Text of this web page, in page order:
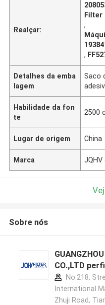
Realçar:
Filter
,
,
Detalhes da emba
lagem
Saco
Habilidade da fon
te
2500
Lugar de origem China
Marca JQHV
Sobre nós
CO.,LTD
No.218,
International
Zhuji Road,